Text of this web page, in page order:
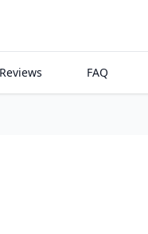
Reviews FAQ